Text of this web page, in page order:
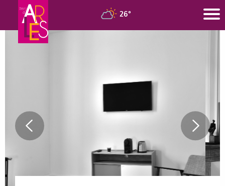
26°
Previous
Slide
Next
Slide